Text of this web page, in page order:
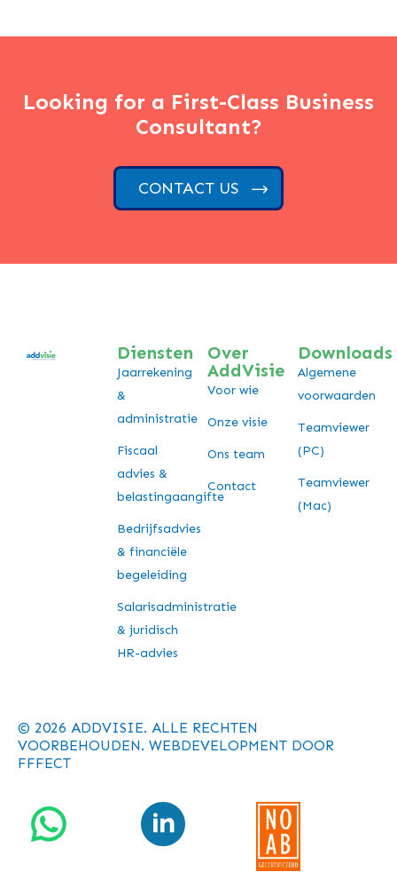
Looking for a First-Class Business
Consultant?
CONTACT US
Diensten
Jaarrekening
&
administratie
Fiscaal
advies &
belastingaangifte
Bedrijfsadvies
& financiële
begeleiding
Salarisadministratie
& juridisch
HR-advies
Over
AddVisie
Voor wie
Onze visie
Ons team
Contact
Downloads
Algemene
voorwaarden
Teamviewer
(PC)
Teamviewer
(Mac)
© 2026 ADDVISIE. ALLE RECHTEN
VOORBEHOUDEN. WEBDEVELOPMENT DOOR
FFFECT